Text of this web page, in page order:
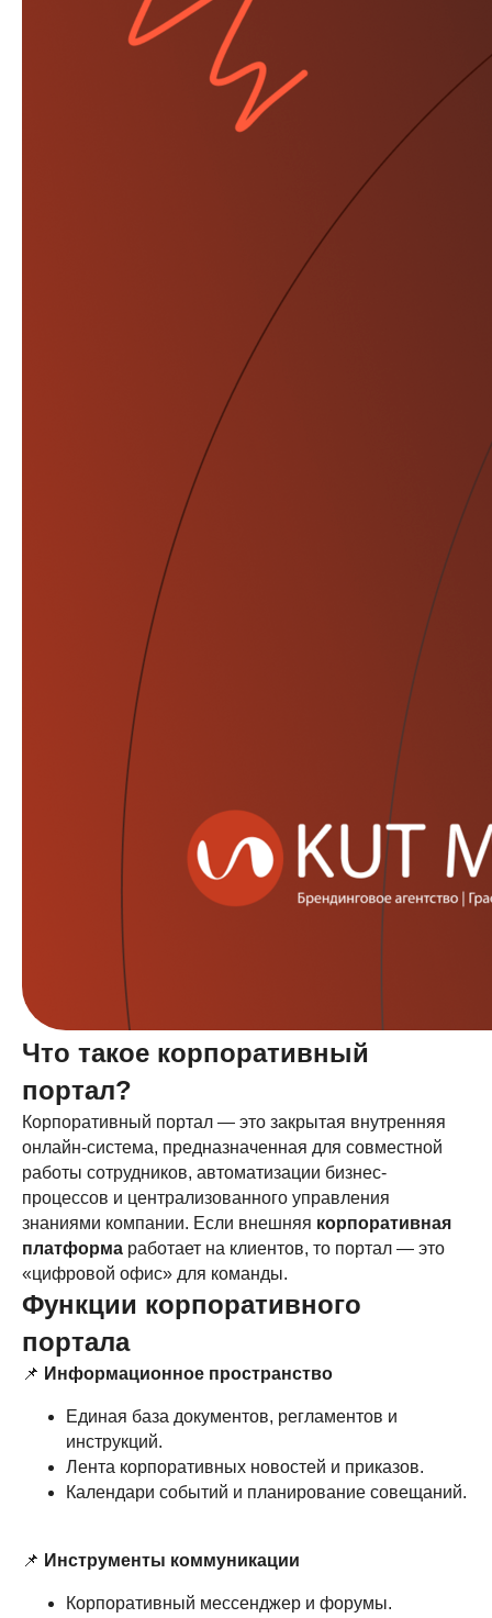
Что такое корпоративный
портал?
Корпоративный портал — это закрытая внутренняя
онлайн-система, предназначенная для совместной
работы сотрудников, автоматизации бизнес-
процессов и централизованного управления
знаниями компании. Если внешняя корпоративная
платформа работает на клиентов, то портал — это
«цифровой офис» для команды.
Функции корпоративного
портала
📌 Информационное пространство
Единая база документов, регламентов и
инструкций.
Лента корпоративных новостей и приказов.
Календари событий и планирование совещаний.
📌 Инструменты коммуникации
Корпоративный мессенджер и форумы.